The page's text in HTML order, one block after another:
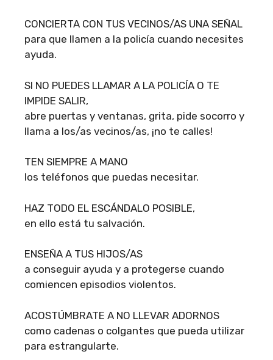
CONCIERTA CON TUS VECINOS/AS UNA SEÑAL
para que llamen a la policía cuando necesites
ayuda.
SI NO PUEDES LLAMAR A LA POLICÍA O TE
IMPIDE SALIR,
abre puertas y ventanas, grita, pide socorro y
llama a los/as vecinos/as, ¡no te calles!
TEN SIEMPRE A MANO
los teléfonos que puedas necesitar.
HAZ TODO EL ESCÁNDALO POSIBLE,
en ello está tu salvación.
ENSEÑA A TUS HIJOS/AS
a conseguir ayuda y a protegerse cuando
comiencen episodios violentos.
ACOSTÚMBRATE A NO LLEVAR ADORNOS
como cadenas o colgantes que pueda utilizar
para estrangularte.